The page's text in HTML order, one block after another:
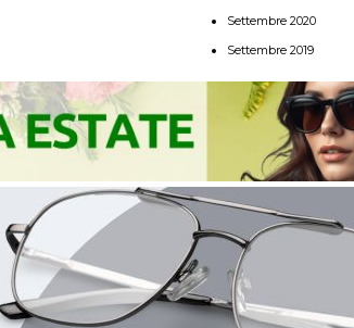
Settembre 2020
Settembre 2019